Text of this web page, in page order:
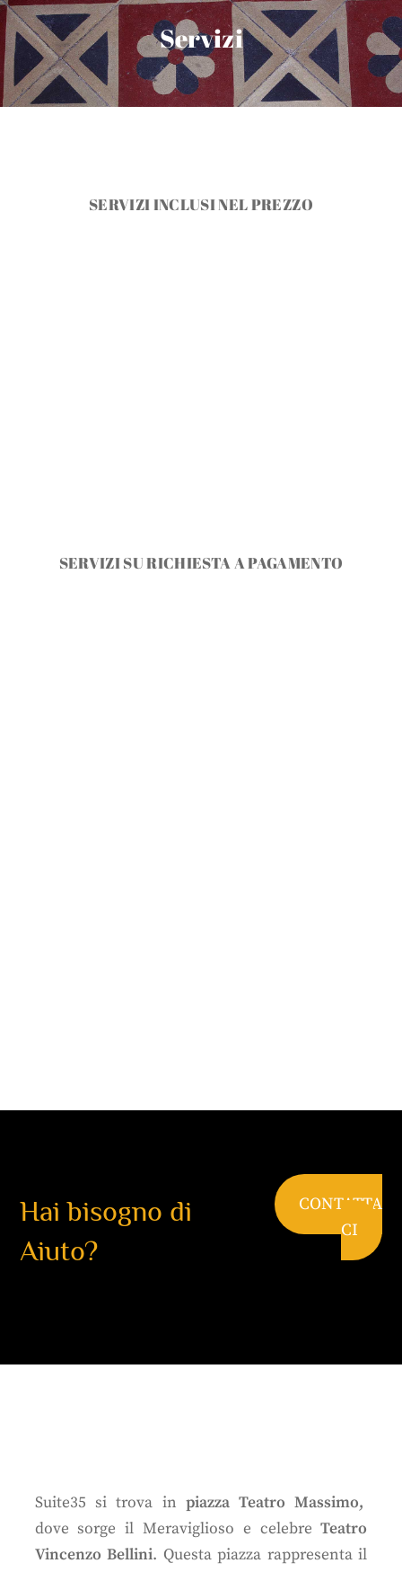
Servizi
SERVIZI INCLUSI NEL PREZZO
SERVIZI SU RICHIESTA A PAGAMENTO
Hai bisogno di
Aiuto?
CONTATTA
CI
Suite35 si trova in piazza Teatro Massimo,
dove sorge il Meraviglioso e celebreTeatro
Vincenzo Bellini. Questa piazza rappresenta il